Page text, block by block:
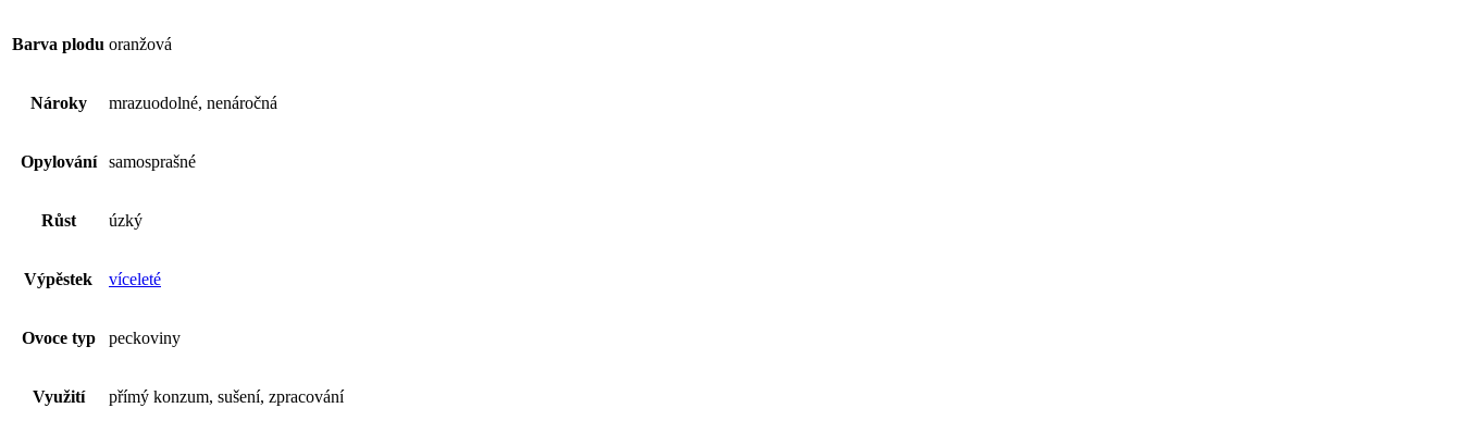
Barva plodu oranžová
Nároky mrazuodolné, nenáročná
Opylování samosprašné
Růst úzký
Výpěstek víceleté
Ovoce typ peckoviny
Využití přímý konzum, sušení, zpracování